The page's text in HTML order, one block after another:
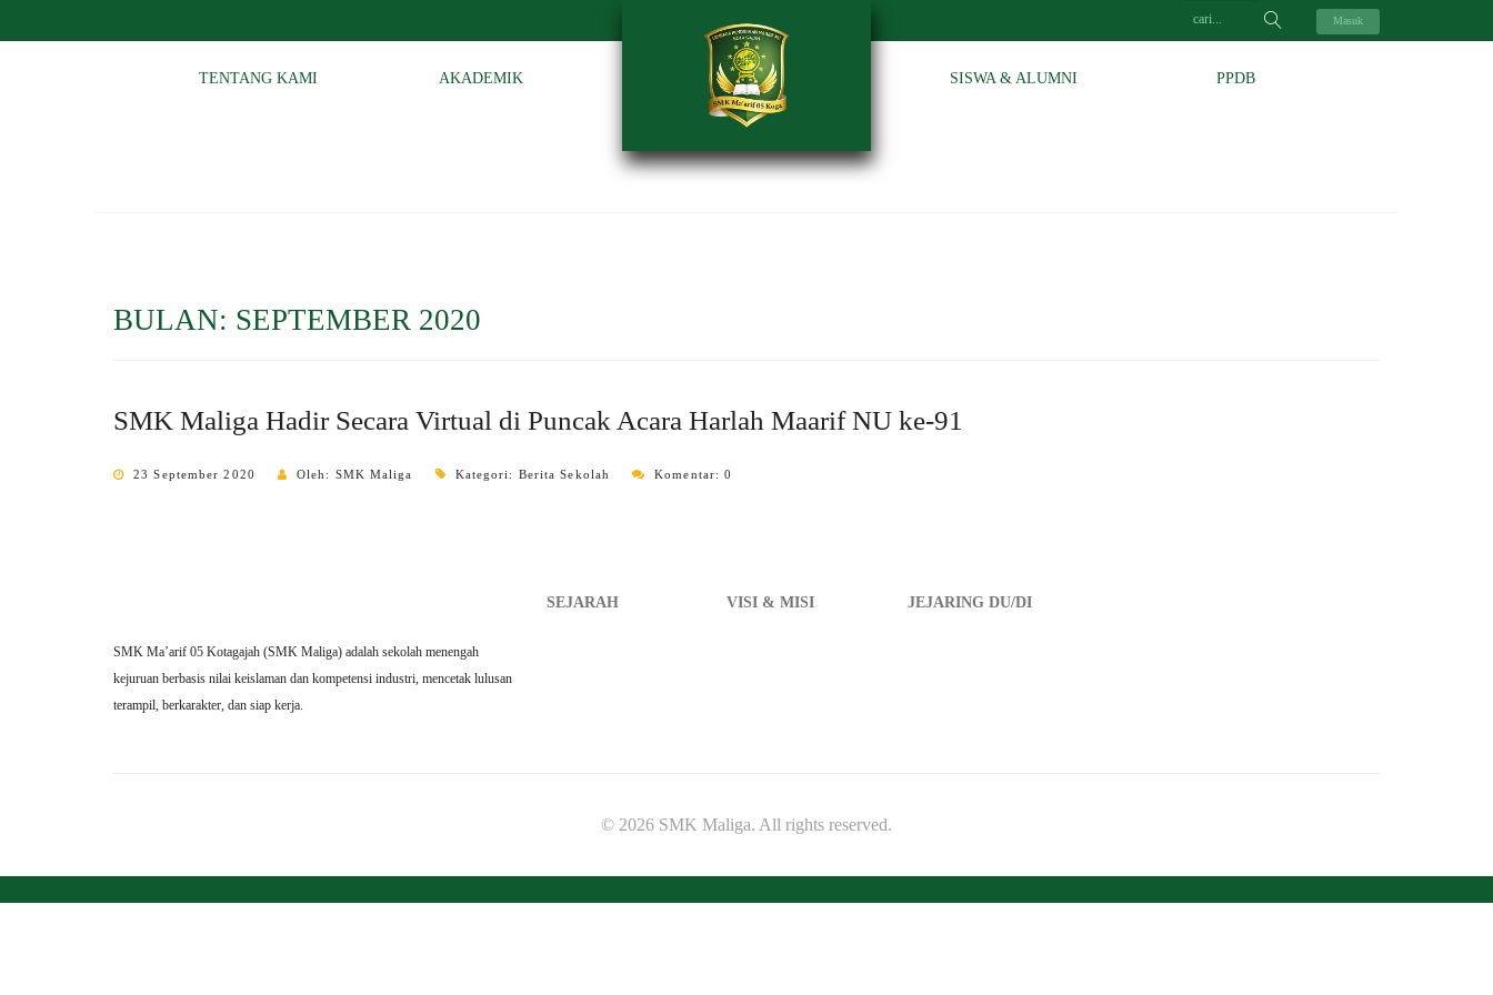
Masuk
TENTANG KAMI AKADEMIK SISWA & ALUMNI PPDB
BULAN: SEPTEMBER 2020
SMK Maliga Hadir Secara Virtual di Puncak Acara Harlah Maarif NU ke-91
23 September 2020 Oleh: SMK Maliga Kategori: Berita Sekolah Komentar: 0
SMK Ma’arif 05 Kotagajah (SMK Maliga) adalah sekolah menengah
kejuruan berbasis nilai keislaman dan kompetensi industri, mencetak lulusan
terampil, berkarakter, dan siap kerja.
SEJARAH VISI & MISI JEJARING DU/DI
© 2026 SMK Maliga. All rights reserved.